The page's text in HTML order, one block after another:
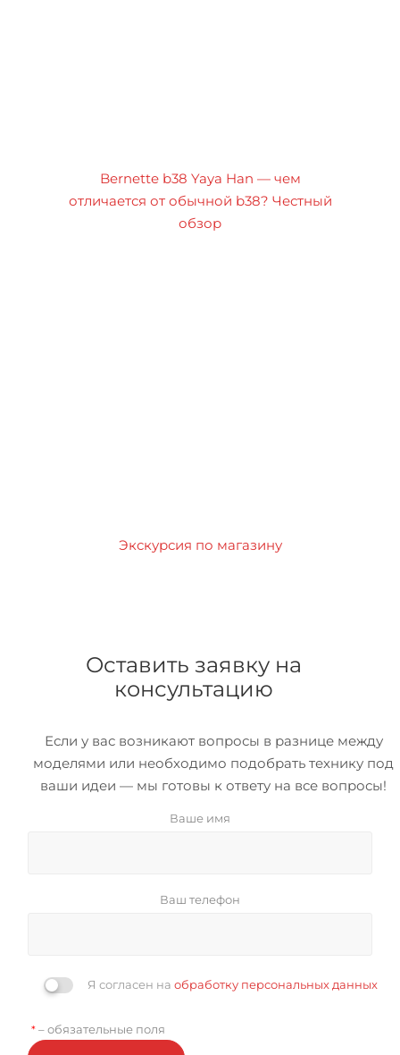
Bernette b38 Yaya Han — чем
отличается от обычной b38? Честный
обзор
Экскурсия по магазину
Оставить заявку на
консультацию
Если у вас возникают вопросы в разнице между
моделями или необходимо подобрать технику под
ваши идеи — мы готовы к ответу на все вопросы!
Ваше имя
Ваш телефон
Я согласен на обработку персональных данных
* – обязательные поля